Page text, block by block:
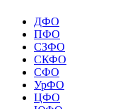
ДФО
ПФО
СЗФО
СКФО
СФО
УрФО
ЦФО